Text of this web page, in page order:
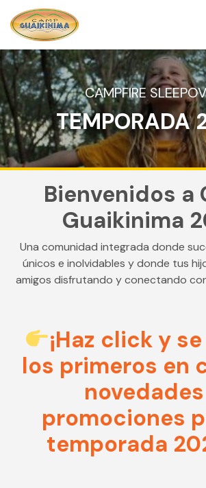
QUIÉNES SOMOS
PROGRAMAS DE CAMPAMENTO
PROGRAMAS
ACTIVIDADES
PREGUNTAS
TIENDA
EMPLEOS
BLOG
MI CUENTA
(954) 654-0395 / (954)
CAMPFIRE
TEMPORADA
Bienvenidos a
Guaikinima
Una comunidad integrada donde
únicos e inolvidables y donde tus
amigos disfrutando y conectando
¡Haz click y
los primeros en
promociones
temporada